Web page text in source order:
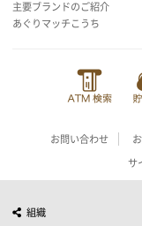
主要ブランドのご紹介
あぐりマッチこうち
お問い合わせ
サ
組織